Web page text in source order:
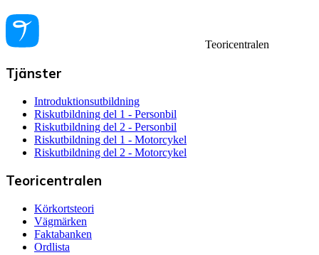
Teoricentralen
Tjänster
Introduktionsutbildning
Riskutbildning del 1 - Personbil
Riskutbildning del 2 - Personbil
Riskutbildning del 1 - Motorcykel
Riskutbildning del 2 - Motorcykel
Teoricentralen
Körkortsteori
Vägmärken
Faktabanken
Ordlista